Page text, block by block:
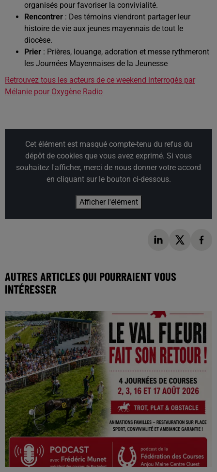
organisés pour favoriser la convivialité.
Rencontrer : Des témoins viendront partager leur
histoire de vie aux jeunes mayennais de tout le
diocèse.
Prier : Prières, louange, adoration et messe rythmeront
les Journées Mayennaises de la Jeunesse
Retrouvez tous les acteurs de ce weekend interrogés par
Mélanie pour Oxygène Radio
Cet élément est masqué compte-tenu du refus du
dépôt de cookies que vous avez exprimé. Si vous
souhaitez l'afficher, merci de nous donner votre accord
en cliquant sur le bouton ci-dessous.
Afficher l'élément
AUTRES ARTICLES QUI POURRAIENT VOUS
INTÉRESSER